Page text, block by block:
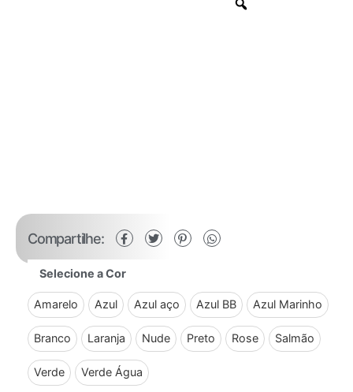
Compartilhe:
Selecione a Cor
Amarelo Azul Azul aço Azul BB Azul Marinho
Branco Laranja Nude Preto Rose Salmão
Verde Verde Água